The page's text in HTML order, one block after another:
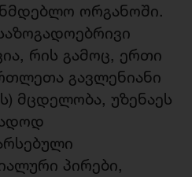
ორგანოში.
რის გამოც, ერთი
გავლენიანი
მცდელობა, უზენაეს
პირები,